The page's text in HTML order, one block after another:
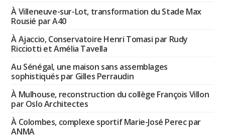
À Villeneuve-sur-Lot, transformation du Stade Max
Rousié par A40
À Ajaccio, Conservatoire Henri Tomasi par Rudy
Ricciotti et Amélia Tavella
Au Sénégal, une maison sans assemblages
sophistiqués par Gilles Perraudin
À Mulhouse, reconstruction du collège François Villon
par Oslo Architectes
À Colombes, complexe sportif Marie-José Perec par
ANMA